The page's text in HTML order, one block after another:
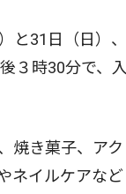
31日（日）、
３時30分で、入
焼き菓子、アク
ネイルケアなど